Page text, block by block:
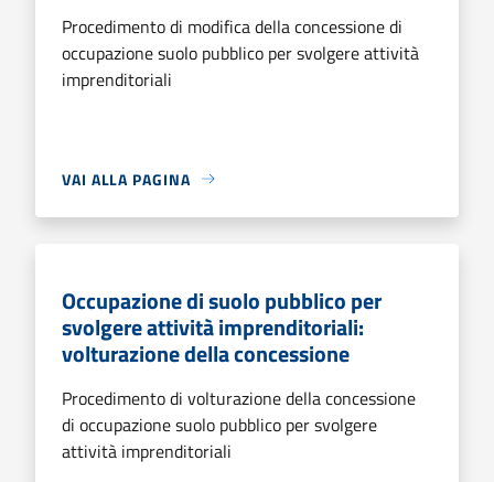
Procedimento di modifica della concessione di
occupazione suolo pubblico per svolgere attività
imprenditoriali
VAI ALLA PAGINA
Occupazione di suolo pubblico per
svolgere attività imprenditoriali:
volturazione della concessione
Procedimento di volturazione della concessione
di occupazione suolo pubblico per svolgere
attività imprenditoriali